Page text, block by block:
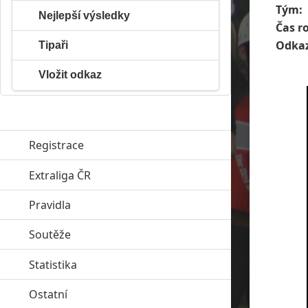
Tým:
Čas
Nejlepší výsledky
Tipaři
Vložit odkaz
Registrace
Extraliga ČR
Pravidla
Soutěže
Statistika
Ostatníclick to expand contents